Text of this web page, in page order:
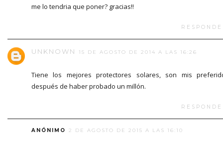
me lo tendria que poner? gracias!!
UNKNOWN 15 DE AGOSTO DE 2014 A LAS 16:26
Tiene los mejores protectores solares, son mis
después de haber probado un millón.
ANÓNIMO 2 DE AGOSTO DE 2015 A LAS 16:10